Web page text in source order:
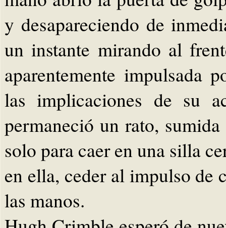
y desapareciendo de
un instante mirando al
aparentemente impulsada
las implicaciones de su
permaneció un rato,
solo para caer en una silla
en ella, ceder al impulso de
las manos.